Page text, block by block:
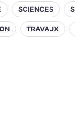
SCIENCES
TRAVAUX